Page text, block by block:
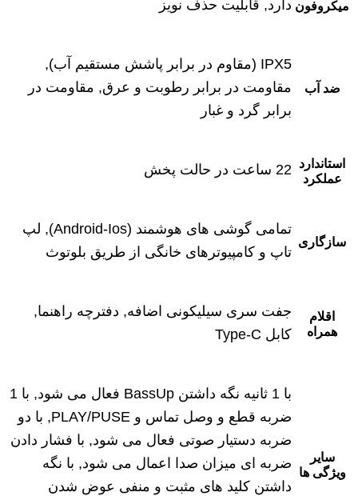
میکروفون دارد, قابلیت حذف نویز
ضد آب
IPX5 (مقاوم در برابر پاشش مستقیم آب),
مقاومت در برابر رطوبت و عرق, مقاومت در
برابر گرد و غبار
استاندارد
عملکرد
22 ساعت در حالت پخش
سازگاری
تمامی گوشی های هوشمند (Android-Ios), لپ
تاپ و کامپیوترهای خانگی از طریق بلوتوث
اقلام
همراه
جفت سری سیلیکونی اضافه, دفترچه راهنما,
کابل Type-C
سایر
ویژگی ها
با 1 ثانیه نگه داشتن BassUp فعال می شود, با 1
ضربه قطع و وصل تماس و PLAY/PUSE, با دو
ضربه دستیار صوتی فعال می شود, با فشار دادن
ضربه ای میزان صدا اعمال می شود, با نگه
داشتن کلید های مثبت و منفی عوض شدن